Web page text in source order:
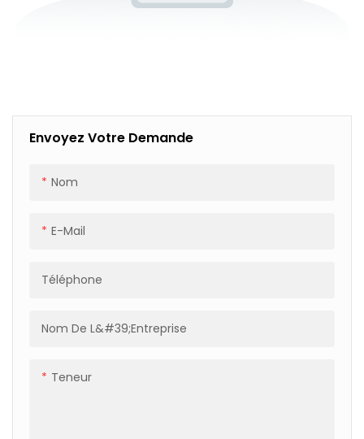
Envoyez Votre Demande
Nom
E-Mail
Téléphone
Nom De L&#39;entreprise
Teneur